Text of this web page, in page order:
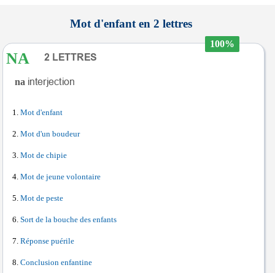
Mot d'enfant en 2 lettres
100%
NA
na
Mot d'enfant
Mot d'un boudeur
Mot de chipie
Mot de jeune volontaire
Mot de peste
Sort de la bouche des enfants
Réponse puérile
Conclusion enfantine